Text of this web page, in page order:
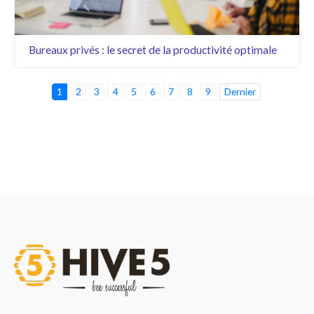
Bureaux privés : le secret de la productivité optimale
1 2 3 4 5 6 7 8 9 Dernier